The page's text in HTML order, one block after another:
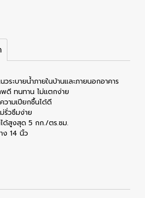
ระบายน้ำภายในบ้านและภายนอกอาคาร
ดี ทนทาน ไม่แตกง่าย
วามเปียกชื้นได้ดี
รั่วซึมง่าย
ด้สูงสุด 5 กก./ตร.ซม.
ง 14 นิ้ว